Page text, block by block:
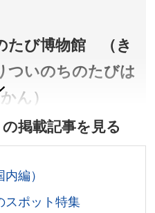
たび博物館 （き
ついのちのたびは
ん）
を壮大なスケールで展
掲載記事を見る
編）
スポット特集